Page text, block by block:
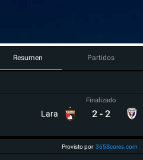
Resumen Partidos
Lara
Finalizado
2 - 2
Provisto por 365Scores.com